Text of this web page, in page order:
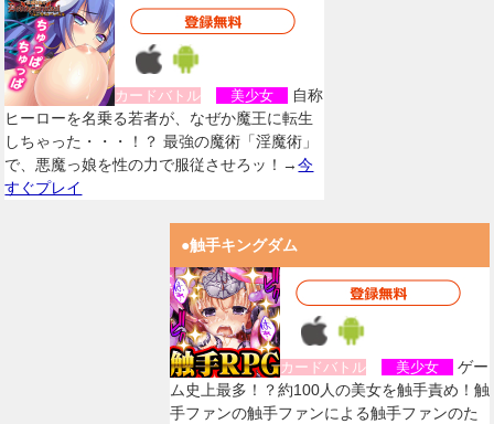
カードバトル 美少女
自称
ヒーローを名乗る若者が、なぜか魔王に転生
しちゃった・・・！？ 最強の魔術「淫魔術」
で、悪魔っ娘を性の力で服従させろッ！→今
すぐプレイ
●触手キングダム
カードバトル 美少女
ゲー
ム史上最多！？約100人の美女を触手責め！触
手ファンの触手ファンによる触手ファンのた